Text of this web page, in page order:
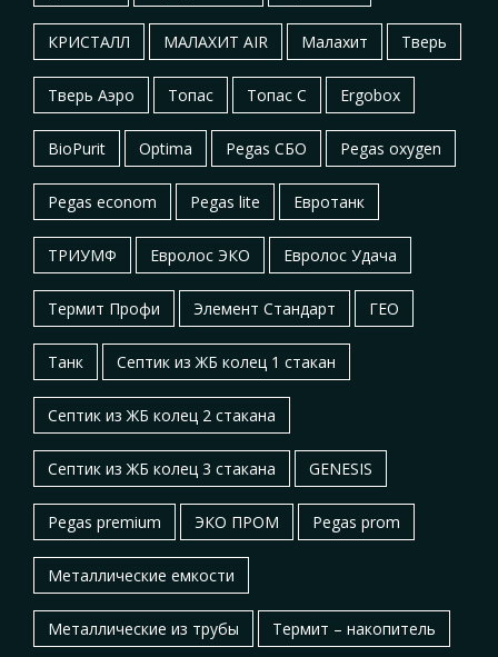
КРИСТАЛЛ МАЛАХИТ AIR Малахит Тверь
Тверь Аэро Топас Топас С Ergobox
BioPurit Optima Pegas СБО Pegas oxygen
Pegas econom Pegas lite Евротанк
ТРИУМФ Евролос ЭКО Евролос Удача
Термит Профи Элемент Стандарт ГЕО
Танк Септик из ЖБ колец 1 стакан
Септик из ЖБ колец 2 стакана
Септик из ЖБ колец 3 стакана GENESIS
Pegas premium ЭКО ПРОМ Pegas prom
Металлические емкости
Металлические из трубы Термит – накопитель